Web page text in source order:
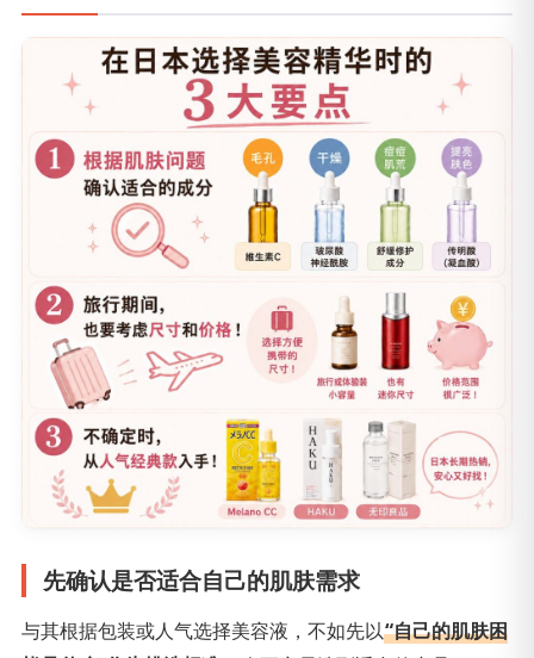
先确认是否适合自己的肌肤需求
与其根据包装或人气选择美容液，不如先以“自己的肌肤困